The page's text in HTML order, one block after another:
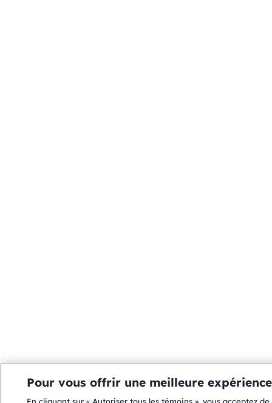
Pour vous offrir une meilleure expérience